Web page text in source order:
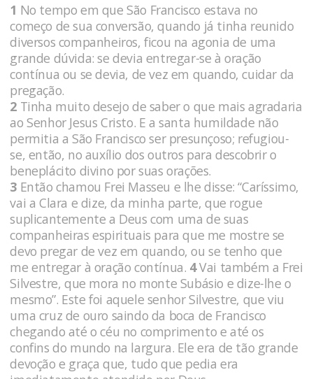
1 No tempo em que São Francisco estava no
começo de sua conversão, quando já tinha reunido
diversos companheiros, ficou na agonia de uma
grande dúvida: se devia entregar-se à oração
contínua ou se devia, de vez em quando, cuidar da
pregação.
2 Tinha muito desejo de saber o que mais agradaria
ao Senhor Jesus Cristo. E a santa humildade não
permitia a São Francisco ser presunçoso; refugiou-
se, então, no auxílio dos outros para descobrir o
beneplácito divino por suas orações.
3 Então chamou Frei Masseu e lhe disse: “Caríssimo,
vai a Clara e dize, da minha parte, que rogue
suplicantemente a Deus com uma de suas
companheiras espirituais para que me mostre se
devo pregar de vez em quando, ou se tenho que
me entregar à oração contínua. 4Vai também a Frei
Silvestre, que mora no monte Subásio e dize-lhe o
mesmo”. Este foi aquele senhor Silvestre, que viu
uma cruz de ouro saindo da boca de Francisco
chegando até o céu no comprimento e até os
confins do mundo na largura. Ele era de tão grande
devoção e graça que, tudo que pedia era